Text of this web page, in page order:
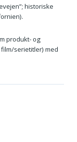
historiske
produkt- og
serietitler) med